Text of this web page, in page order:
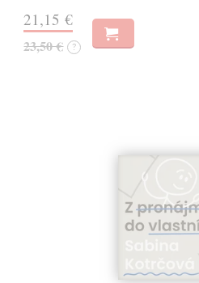
21,15 €
23,50 € ?